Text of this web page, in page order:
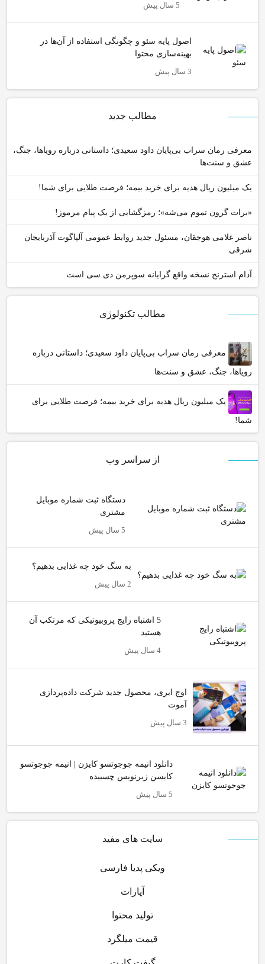
مطالب تکنولوژی
معرفی رمان سراب بی‌پایان داود سعیدی؛ داستانی درباره
رویاها، جنگ، عشق و سنت‌ها
یک میلیون ریال هدیه برای خرید بیمه؛ فرصت طلایی برای
شما!
از سراسر وب
دستگاه ثبت شماره موبایل
مشتری
5 سال پیش
به سگ خود چه غذایی بدهیم؟
2 سال پیش
5 اشتباه رایج پروبیوتیکی که مرتکب آن
هستید
4 سال پیش
اوج ابری، محصول جدید شرکت داده‌پردازی
آموت
3 سال پیش
دانلود انیمه جوجوتسو کایزن | انیمه جوجوتسو
کایسن زیرنویس چسبیده
5 سال پیش
سایت های مفید
ویکی پدیا فارسی
آپارات
تولید محتوا
قیمت میلگرد
5 سال پیش
اصول پایه سئو و چگونگی استفاده از آن‌ها در
بهینه‌سازی محتوا
3 سال پیش
مطالب جدید
معرفی رمان سراب بی‌پایان داود سعیدی؛ داستانی درباره رویاها، جنگ،
عشق و سنت‌ها
یک میلیون ریال هدیه برای خرید بیمه؛ فرصت طلایی برای شما!
«برات گرون تموم می‌شه»؛ رمزگشایی از یک پیام مرموز!
ناصر غلامی هوجقان، مسئول جدید روابط عمومی آلپاگوت آذربایجان
شرقی
آدام استرنج نسخه واقع گرایانه سوپرمن دی سی است